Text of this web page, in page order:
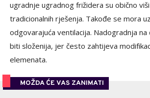
ugradnje ugradnog frižidera su obično
tradicionalnih rješenja. Takođe se mora
odgovarajuća ventilacija. Nadogradnja
biti složenija, jer često zahtijeva
elemenata.
MOŽDA ĆE VAS ZANIMATI